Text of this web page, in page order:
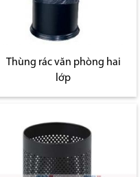
Thùng rác văn phòng hai
lớp